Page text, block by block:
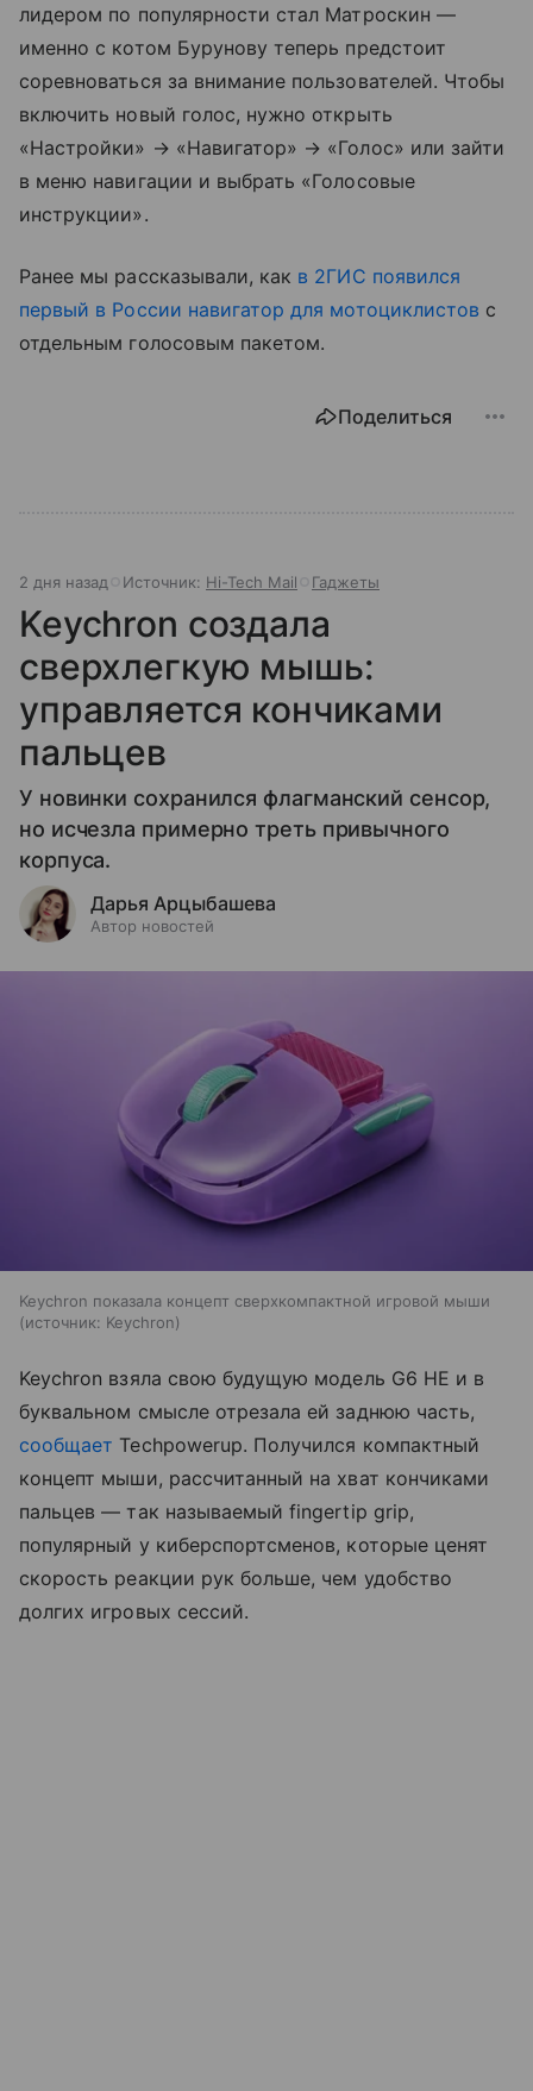
лидером по популярности стал Матроскин —
именно с котом Бурунову теперь предстоит
соревноваться за внимание пользователей. Чтобы
включить новый голос, нужно открыть
«Настройки» → «Навигатор» → «Голос» или зайти
в меню навигации и выбрать «Голосовые
инструкции».
Ранее мы рассказывали, как в 2ГИС появился
первый в России навигатор для мотоциклистов с
отдельным голосовым пакетом.
Поделиться
2 дня назад Источник: Hi-Tech Mail Гаджеты
Keychron создала
сверхлегкую мышь:
управляется кончиками
пальцев
У новинки сохранился флагманский сенсор,
но исчезла примерно треть привычного
корпуса.
Дарья Арцыбашева
Автор новостей
Keychron показала концепт сверхкомпактной игровой мыши
источник: Keychron
Keychron взяла свою будущую модель G6 HE и в
буквальном смысле отрезала ей заднюю часть,
сообщает Techpowerup. Получился компактный
концепт мыши, рассчитанный на хват кончиками
пальцев — так называемый fingertip grip,
популярный у киберспортсменов, которые ценят
скорость реакции рук больше, чем удобство
долгих игровых сессий.